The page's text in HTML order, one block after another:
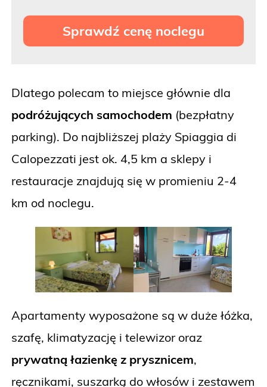
Sprawdź cenę noclegu
Dlatego polecam to miejsce głównie dla
podróżujących samochodem (bezpłatny
parking). Do najbliższej plaży Spiaggia di
Calopezzati jest ok. 4,5 km a sklepy i
restauracje znajdują się w promieniu 2-4
km od noclegu.
Apartamenty wyposażone są w duże łóżka,
szafę, klimatyzację i telewizor oraz
prywatną łazienkę z prysznicem,
ręcznikami, suszarką do włosów i zestawem